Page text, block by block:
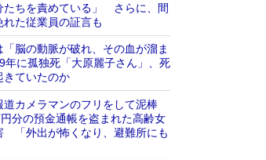
たちを責めている」 さらに、間
た従業員の証言も
脳の動脈が破れ、その血が溜ま
に孤独死「大原麗子さん」、死
きていたのか
道カメラマンのフリをして泥棒
の預金通帳を盗まれた高齢女
「外出が怖くなり、避難所にも